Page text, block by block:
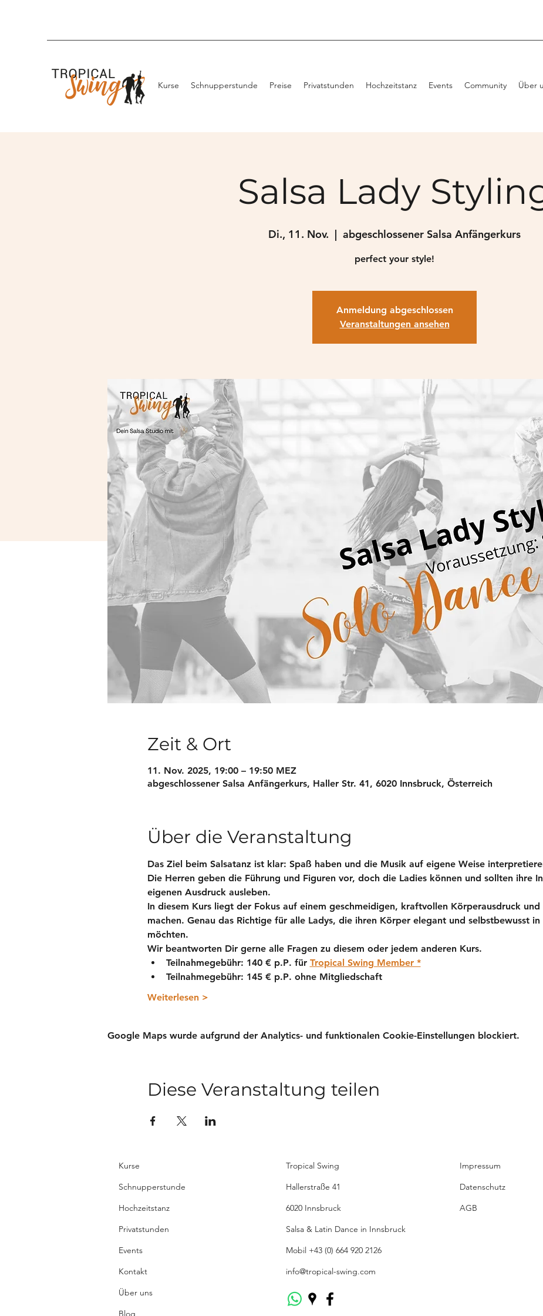
Kurse Schnupperstunde Preise Privatstunden Hochzeitstanz Events Community Über
Salsa Lady
Di., 11. Nov.
  |
abgeschlossener Salsa Anfängerkurs
perfect your style!
Anmeldung abgeschlossen
Veranstaltungen ansehen
Zeit & Ort
11. Nov. 2025, 19:00 – 19:50 MEZ
abgeschlossener Salsa Anfängerkurs, Haller Str. 41, 6020 Innsbruck, Österreich
Über die Veranstaltung
Das Ziel beim Salsatanz ist klar: Spaß haben und die Musik auf eigene Weise
Die Herren geben die Führung und Figuren vor, doch die Ladies können und sollten ihre
eigenen Ausdruck ausleben.
In diesem Kurs liegt der Fokus auf einem geschmeidigen, kraftvollen Körperausdruck
machen. Genau das Richtige für alle Ladys, die ihren Körper elegant und selbstbewusst in
möchten.
Wir beantworten Dir gerne alle Fragen zu diesem oder jedem anderen Kurs.
Teilnahmegebühr: 140 € p.P. für Tropical Swing Member *
Teilnahmegebühr: 145 € p.P. ohne Mitgliedschaft
Weiterlesen >
Google Maps wurde aufgrund der Analytics- und funktionalen Cookie-Einstellungen blockiert.
Diese Veranstaltung teilen
Kurse
Schnupperstunde
Hochzeitstanz
Privatstunden
Events
Kontakt
Über uns
Blog
Tropical Swing
Hallerstraße 41
6020 Innsbruck
Salsa & Latin Dance in Innsbruck
Mobil +43 (0) 664 920 2126
info@tropical-swing.com
Impressum
Datenschutz
AGB